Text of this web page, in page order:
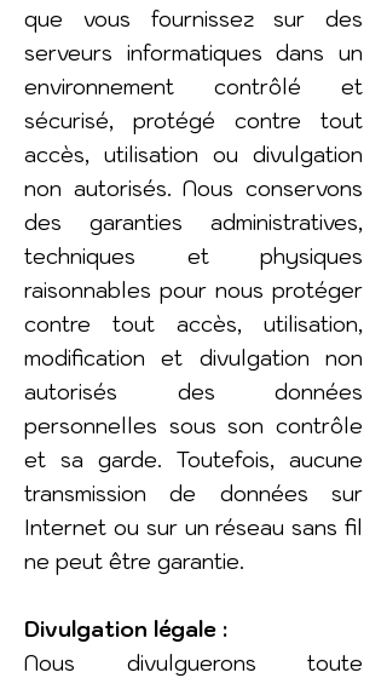
que vous fournissez sur des
serveurs informatiques dans un
environnement contrôlé et
sécurisé, protégé contre tout
accès, utilisation ou divulgation
non autorisés. Nous conservons
des garanties administratives,
techniques et physiques
raisonnables pour nous protéger
contre tout accès, utilisation,
modification et divulgation non
autorisés des données
personnelles sous son contrôle
et sa garde. Toutefois, aucune
transmission de données sur
Internet ou sur un réseau sans fil
ne peut être garantie.
Divulgation légale :
Nous divulguerons toute